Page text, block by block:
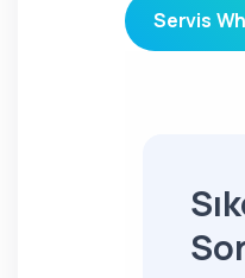
Servis